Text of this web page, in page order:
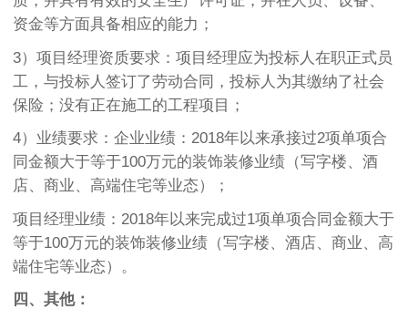
资金等方面具备相应的能力；
3）项目经理资质要求：项目经理应为投标人在职正式员
工，与投标人签订了劳动合同，投标人为其缴纳了社会
保险；没有正在施工的工程项目；
4）业绩要求：企业业绩：2018年以来承接过2项单项合
同金额大于等于100万元的装饰装修业绩（写字楼、酒
店、商业、高端住宅等业态）；
项目经理业绩：2018年以来完成过1项单项合同金额大于
等于100万元的装饰装修业绩（写字楼、酒店、商业、高
端住宅等业态）。
四、其他：